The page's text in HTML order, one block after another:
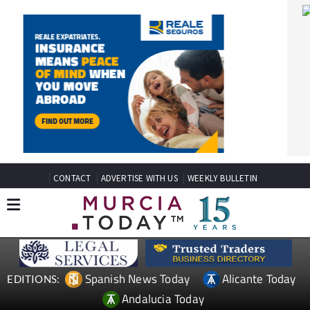
CONTACT ADVERTISE WITH US WEEKLY BULLETIN
EDITIONS: Spanish News Today
Alicante Today
Andalucia Today